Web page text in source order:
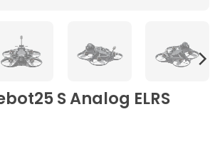
S Analog ELRS